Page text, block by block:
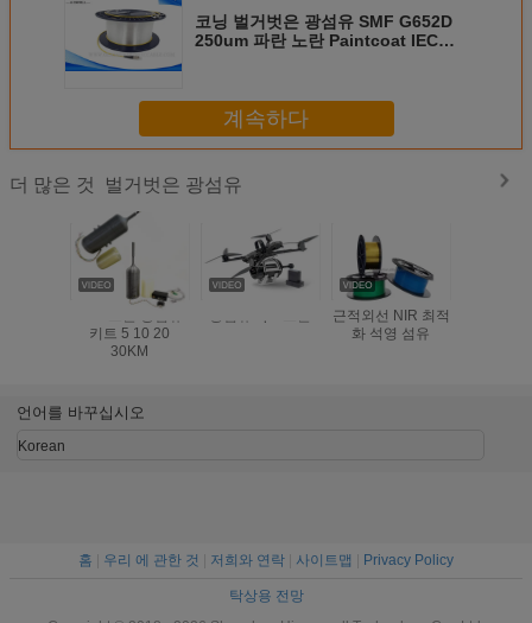
코닝 벌거벗은 광섬유 SMF G652D
250um 파란 노란 Paintcoat IEC
계속하다
더 많은 것 벌거벗은 광섬유
키트 5 10 20
30KM
근적외선 NIR 최적
화 석영 섬유
언어를 바꾸십시오
Korean
홈 우리 에 관한 것 저희와 연락 사이트맵 Privacy Policy
탁상용 전망